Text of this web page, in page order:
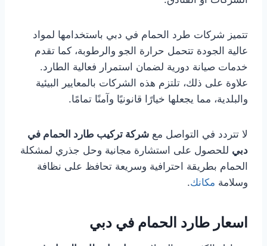
تتميز شركات طرد الحمام في دبي باستخدامها لمواد
عالية الجودة تتحمل حرارة الجو والرطوبة، كما تقدم
خدمات صيانة دورية لضمان استمرار فعالية الطارد.
علاوة على ذلك، تلتزم هذه الشركات بالمعايير البيئية
والبلدية، مما يجعلها خيارًا قانونيًا وآمنًا تمامًا.
لا تتردد في التواصل مع شركة تركيب طارد الحمام في
دبي للحصول على استشارة مجانية وحل جذري لمشكلة
الحمام بطريقة احترافية وسريعة تحافظ على نظافة
وسلامة مكانك.
اسعار طارد الحمام في دبي